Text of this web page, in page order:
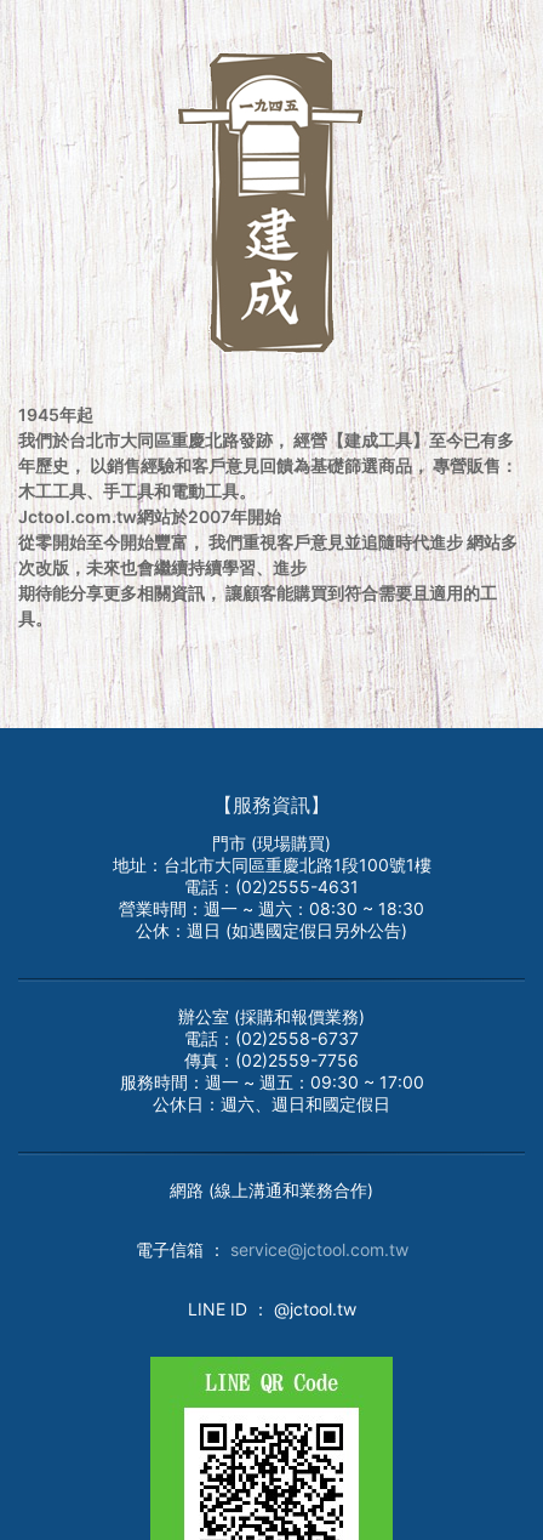
1945年起
我們於台北市大同區重慶北路發跡， 經營【建成工具】至今已有多
年歷史， 以銷售經驗和客戶意見回饋為基礎篩選商品， 專營販售：
木工工具、手工具和電動工具。
Jctool.com.tw網站於2007年開始
從零開始至今開始豐富， 我們重視客戶意見並追隨時代進步 網站多
次改版，未來也會繼續持續學習、進步
期待能分享更多相關資訊， 讓顧客能購買到符合需要且適用的工
具。
【服務資訊】
門市 (現場購買)
地址：台北市大同區重慶北路1段100號1樓
電話：(02)2555-4631
營業時間：週一 ~ 週六：08:30 ~ 18:30
公休：週日 (如遇國定假日另外公告)
辦公室 (採購和報價業務)
電話：(02)2558-6737
傳真：(02)2559-7756
服務時間：週一 ~ 週五：09:30 ~ 17:00
公休日：週六、週日和國定假日
網路 (線上溝通和業務合作)
電子信箱 ： service@jctool.com.tw
LINE ID： @jctool.tw